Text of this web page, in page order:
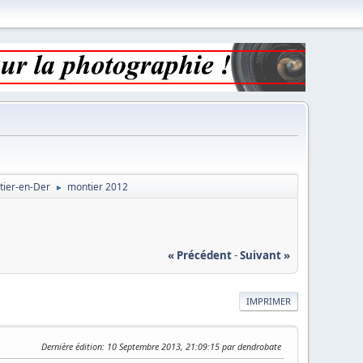
en-Der ► montier 2012
« Précédent-Suivant »
IMPRIMER
Dernière édition: 10 Septembre 2013, 21:09:15 par dendrobate